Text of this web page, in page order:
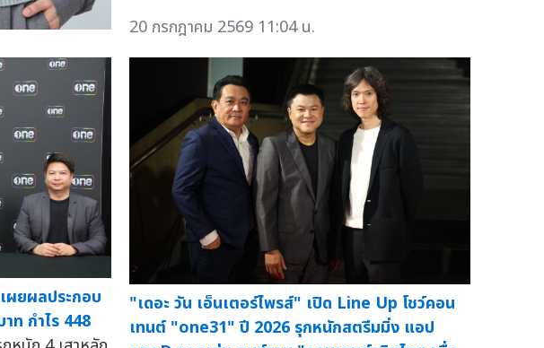
20 กรกฎาคม 2569 11:04 น.
ผยผลประกอบ
ท กำไร 448
"เดอะ วัน เอ็นเตอร์ไพรส์" เปิด Line Up โชว์คอน
เทนต์ "one31" ปี 2026 รุกหนักสตรีมมิ่ง แอป